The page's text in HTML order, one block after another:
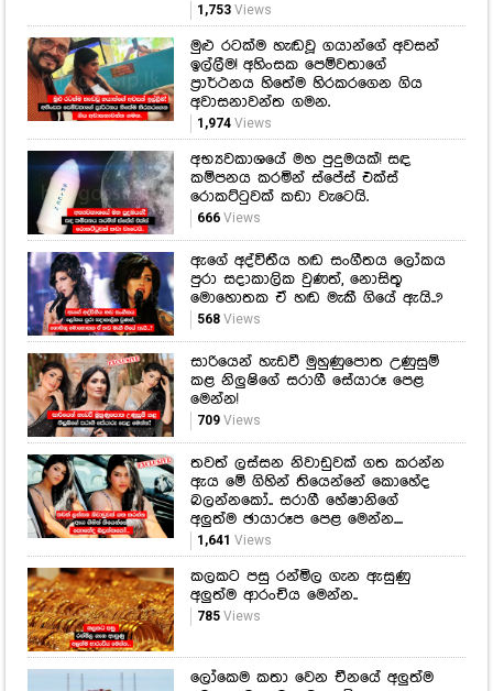
අභ්‍යවකාශයේ මහ පුදුමයක්! සඳ
කම්පනය කරමින් ස්පේස් එක්ස්
රොකට්ටුවක් කඩා වැටෙයි.
666 Views
ඇගේ අද්විතීය හඬ සංගීතය ලෝකය
පුරා සදාකාලික වුණත්, නොසිතූ
මොහොතක ඒ හඬ මැකී ගියේ ඇයි..?
568Views
සාරියෙන් හැඩවී මුහුණුපොත උණුසුම්
කළ නිලුෂිගේ සරාගී සේයාරූ පෙළ
මෙන්න!
709Views
තවත් ලස්සන නිවාඩුවක් ගත කරන්න
ඇය මේ ගිහින් තියෙන්නේ කොහේද
බලන්නකෝ.. සරාගී හේෂානිගේ
අලුත්ම ඡායාරූප පෙළ මෙන්න....
1,641Views
කලකට පසු රන්මිල ගැන ඇසුණු
අලුත්ම ආරංචිය මෙන්න..
785 Views
ලෝකෙම කතා වෙන චීනයේ අලුත්ම
මෙහෙයුම... මොනවද මේ
අභ්‍යවකාශයට යවපු අලුත් චන්ද්‍රිකා?
510Views